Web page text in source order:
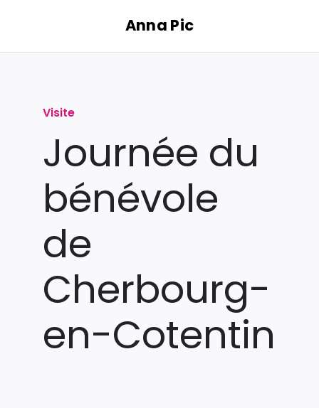
contenu
Anna Pic
Visite
Journée du
bénévole
de
Cherbourg-
en-Cotentin